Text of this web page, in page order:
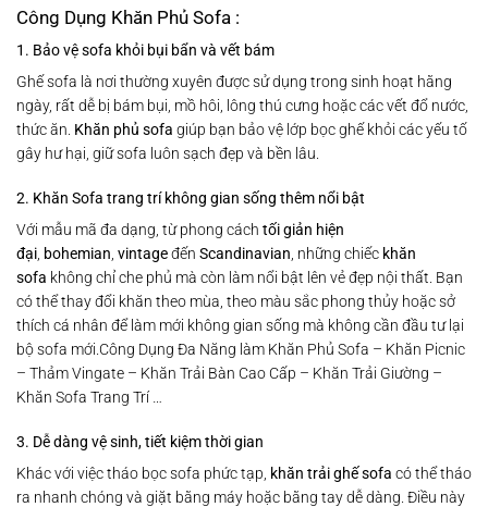
Công Dụng Khăn Phủ Sofa :
1. Bảo vệ sofa khỏi bụi bẩn và vết bám
Ghế sofa là nơi thường xuyên được sử dụng trong sinh hoạt hằng
ngày, rất dễ bị bám bụi, mồ hôi, lông thú cưng hoặc các vết đổ nước,
thức ăn. Khăn phủ sofa giúp bạn bảo vệ lớp bọc ghế khỏi các yếu tố
gây hư hại, giữ sofa luôn sạch đẹp và bền lâu.
2. Khăn Sofa trang trí không gian sống thêm nổi bật
Với mẫu mã đa dạng, từ phong cách tối giản hiện
đại bohemian vintageđến Scandinavian , những chiếc khăn
sofa không chỉ che phủ mà còn làm nổi bật lên vẻ đẹp nội thất. Bạn
có thể thay đổi khăn theo mùa, theo màu sắc phong thủy hoặc sở
thích cá nhân để làm mới không gian sống mà không cần đầu tư lại
bộ sofa mới.Công Dụng Đa Năng làm Khăn Phủ Sofa – Khăn Picnic
– Thảm Vingate – Khăn Trải Bàn Cao Cấp – Khăn Trải Giường –
Khăn Sofa Trang Trí …
3. Dễ dàng vệ sinh, tiết kiệm thời gian
Khác với việc tháo bọc sofa phức tạp, khăn trải ghế sofa có thể tháo
ra nhanh chóng và giặt bằng máy hoặc bằng tay dễ dàng. Điều này